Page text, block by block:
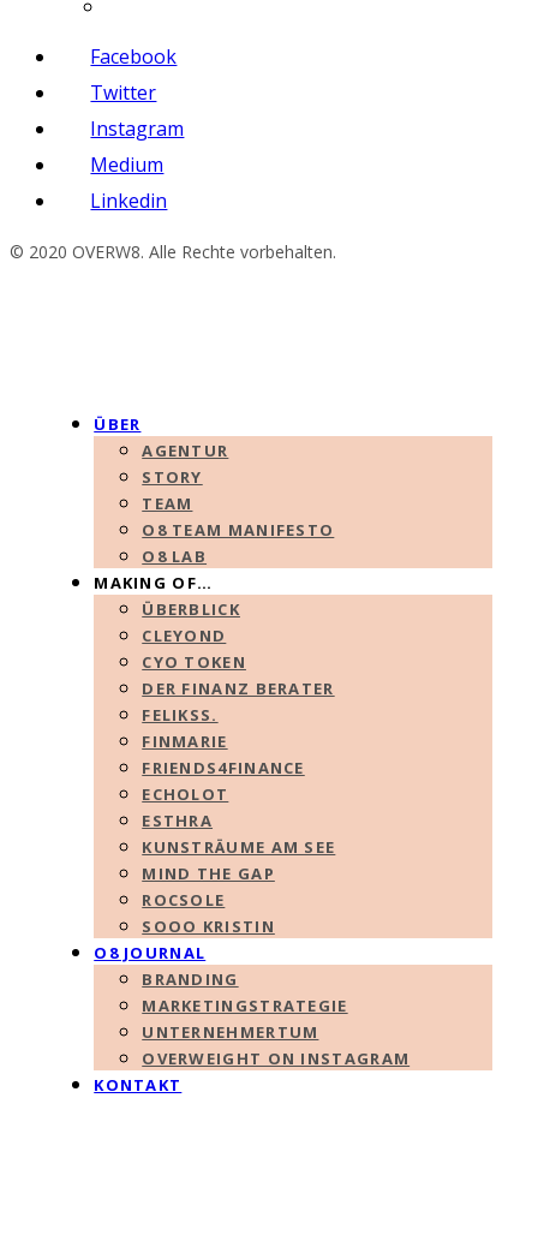
Facebook
Twitter
Instagram
Medium
Linkedin
© 2020 OVERW8. Alle Rechte vorbehalten.
ÜBER
AGENTUR
STORY
TEAM
O8 TEAM MANIFESTO
O8 LAB
MAKING OF…
ÜBERBLICK
CLEYOND
CYO TOKEN
DER FINANZ BERATER
FELIKSS.
FINMARIE
FRIENDS4FINANCE
ECHOLOT
ESTHRA
KUNSTRÄUME AM SEE
MIND THE GAP
ROCSOLE
SOOO KRISTIN
O8 JOURNAL
BRANDING
MARKETINGSTRATEGIE
UNTERNEHMERTUM
OVERWEIGHT ON INSTAGRAM
KONTAKT